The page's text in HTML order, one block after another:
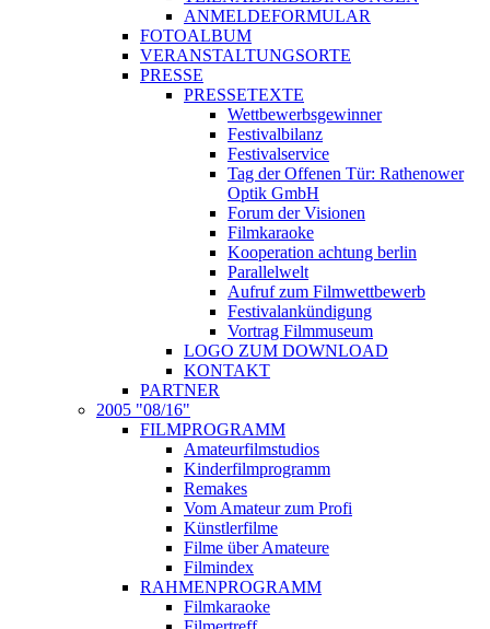
ANMELDEFORMULAR
FOTOALBUM
VERANSTALTUNGSORTE
PRESSE
PRESSETEXTE
Wettbewerbsgewinner
Festivalbilanz
Festivalservice
Tag der Offenen Tür: Rathenower
Optik GmbH
Forum der Visionen
Filmkaraoke
Kooperation achtung berlin
Parallelwelt
Aufruf zum Filmwettbewerb
Festivalankündigung
Vortrag Filmmuseum
LOGO ZUM DOWNLOAD
KONTAKT
PARTNER
2005 "08/16"
FILMPROGRAMM
Amateurfilmstudios
Kinderfilmprogramm
Remakes
Vom Amateur zum Profi
Künstlerfilme
Filme über Amateure
Filmindex
RAHMENPROGRAMM
Filmkaraoke